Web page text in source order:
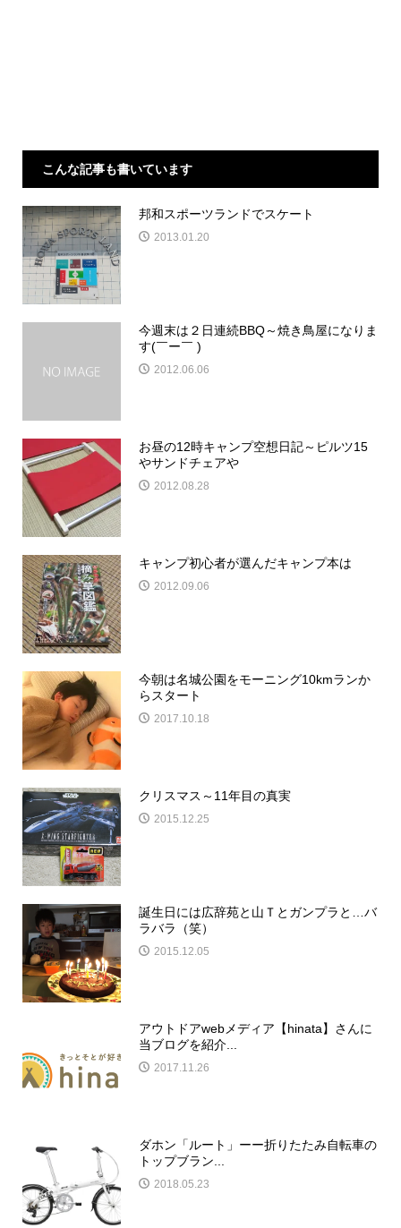
こんな記事も書いています
邦和スポーツランドでスケート
2013.01.20
今週末は２日連続BBQ～焼き鳥屋になりま
す(￣ー￣ )
2012.06.06
お昼の12時キャンプ空想日記～ピルツ15
やサンドチェアや
2012.08.28
キャンプ初心者が選んだキャンプ本は
2012.09.06
今朝は名城公園をモーニング10kmランか
らスタート
2017.10.18
クリスマス～11年目の真実
2015.12.25
誕生日には広辞苑と山Ｔとガンプラと…バ
ラバラ（笑）
2015.12.05
アウトドアwebメディア【hinata】さんに
当ブログを紹介...
2017.11.26
ダホン「ルート」ーー折りたたみ自転車の
トップブラン...
2018.05.23